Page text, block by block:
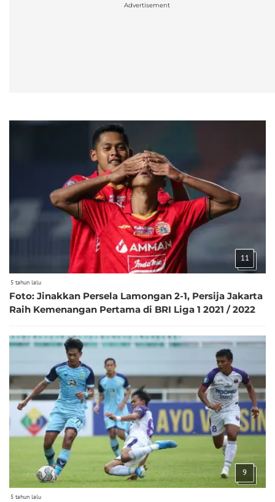
Advertisement
11
5 tahun lalu
Foto: Jinakkan Persela Lamongan 2-1, Persija Jakarta
Raih Kemenangan Pertama di BRI Liga 1 2021 / 2022
9
5 tahun lalu